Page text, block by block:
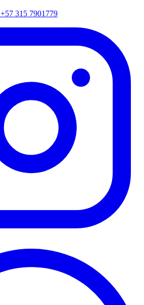
+57 315 7901779